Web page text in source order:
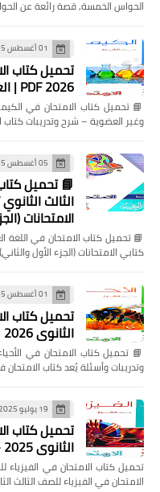
الحواس الخمسة, قصة رائعة عن
01 أغسطس 2025
تحميل كتاب
2026 PDF | العضوية وغير العضوية
وغير العضوية – شرح وتدريبات
05 أغسطس 2025
📘 تحميل
الامتحانات
كتابي الامتحانات (الجزء الأول
01 أغسطس 2025
تحميل كتاب
الثانوي 2026
وتدريبات وأسئلة يُعد كتاب الامتحان
19 يوليو 2025
تحميل كتاب
الثانوي 2025 - 2026
الامتحان في الفيزياء للصف الثالث